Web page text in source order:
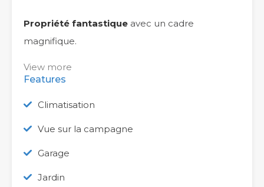
Propriété fantastique avec un cadre
magnifique.
View more
Features
Climatisation
Vue sur la campagne
Garage
Jardin